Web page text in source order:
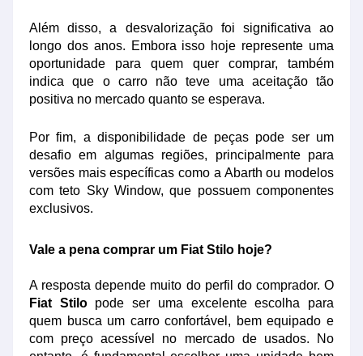
Além disso, a desvalorização foi significativa ao
longo dos anos. Embora isso hoje represente uma
oportunidade para quem quer comprar, também
indica que o carro não teve uma aceitação tão
positiva no mercado quanto se esperava.
Por fim, a disponibilidade de peças pode ser um
desafio em algumas regiões, principalmente para
versões mais específicas como a Abarth ou modelos
com teto Sky Window, que possuem componentes
exclusivos.
Vale a pena comprar um Fiat Stilo hoje?
A resposta depende muito do perfil do comprador. O
Fiat Stilopode ser uma excelente escolha para
quem busca um carro confortável, bem equipado e
com preço acessível no mercado de usados. No